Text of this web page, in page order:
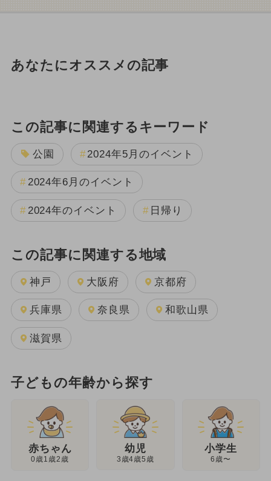
あなたにオススメの記事
この記事に関連するキーワード
公園 2024年5月のイベント
2024年6月のイベント
2024年のイベント 日帰り
この記事に関連する地域
神戸 大阪府 京都府
兵庫県 奈良県 和歌山県
滋賀県
子どもの年齢から探す
赤ちゃん
0歳1歳2歳
幼児
3歳4歳5歳
小学生
6歳〜